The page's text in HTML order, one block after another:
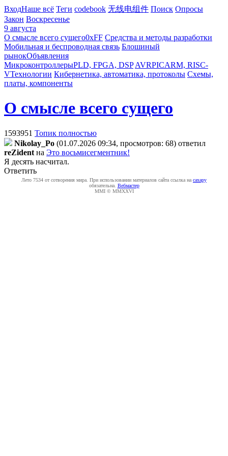
ВходНаше всё Теги codebook 无线电组件 Поиск Опросы
Закон Воскресенье
9 августа
О смысле всего сущего0xFF Средства и методы разработки
Мобильная и беспроводная связь Блошиный
рынокОбъявления
МикроконтроллерыPLD, FPGA, DSP AVRPICARM, RISC-
VТехнологии Кибернетика, автоматика, протоколы Схемы,
платы, компоненты
О смысле всего сущего
1593951 Топик полностью
Nikolay_Po (01.07.2026 09:34, просмотров: 68) ответил
reZident на Это восьмисегментник!
Я десять насчитал.
Ответить
Лето 7534 от сотворения мира. При использовании материалов сайта ссылка на caxapу
обязательна. Вебмастер
MMI © MMXXVI